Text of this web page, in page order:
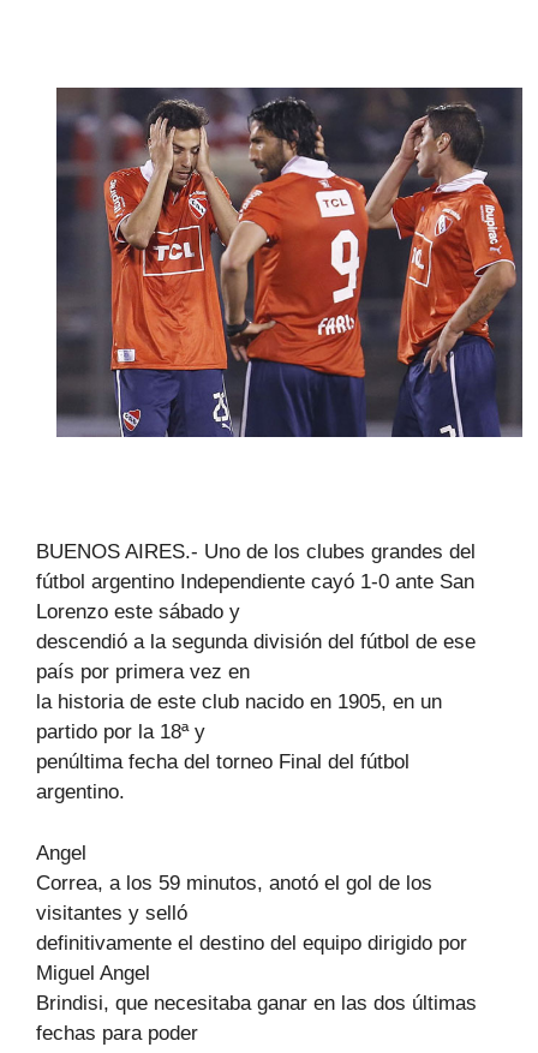
BUENOS AIRES.- Uno de los clubes grandes del
fútbol argentino Independiente cayó 1-0 ante San
Lorenzo este sábado y
descendió a la segunda división del fútbol de ese
país por primera vez en
la historia de este club nacido en 1905, en un
partido por la 18ª y
penúltima fecha del torneo Final del fútbol
argentino.
Angel
Correa, a los 59 minutos, anotó el gol de los
visitantes y selló
definitivamente el destino del equipo dirigido por
Miguel Angel
Brindisi, que necesitaba ganar en las dos últimas
fechas para poder